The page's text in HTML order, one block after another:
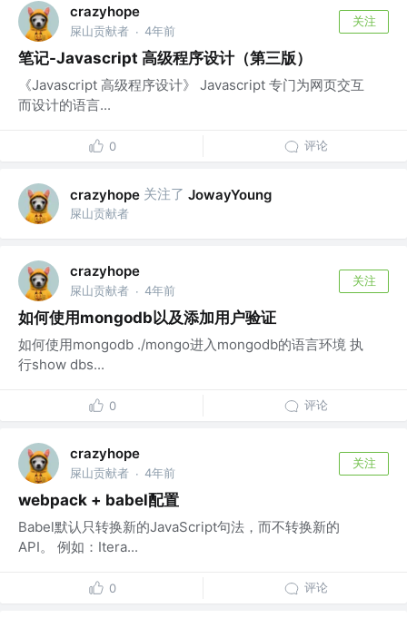
crazyhope
屎山贡献者 · 4年前
关注
笔记-Javascript 高级程序设计（第三版）
《Javascript 高级程序设计》 Javascript 专门为网页交互
而设计的语言...
0 评论
crazyhope 关注了 JowayYoung
屎山贡献者
crazyhope
屎山贡献者 · 4年前
关注
如何使用mongodb以及添加用户验证
如何使用mongodb ./mongo进入mongodb的语言环境 执
行show dbs...
0 评论
crazyhope
屎山贡献者 · 4年前
关注
webpack + babel配置
Babel默认只转换新的JavaScript句法，而不转换新的
API。 例如：Itera...
0 评论